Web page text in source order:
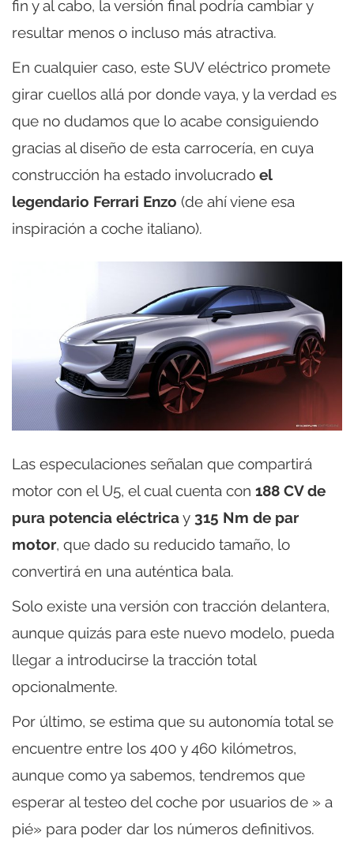
fin y al cabo, la versión final podría cambiar y
resultar menos o incluso más atractiva.
En cualquier caso, este SUV eléctrico promete
girar cuellos allá por donde vaya, y la verdad es
que no dudamos que lo acabe consiguiendo
gracias al diseño de esta carrocería, en cuya
construcción ha estado involucrado el
legendario Ferrari Enzo (de ahí viene esa
inspiración a coche italiano).
Las especulaciones señalan que compartirá
motor con el U5, el cual cuenta con 188 CV de
pura potencia eléctricay 315 Nm de par
motor, que dado su reducido tamaño, lo
convertirá en una auténtica bala.
Solo existe una versión con tracción delantera,
aunque quizás para este nuevo modelo, pueda
llegar a introducirse la tracción total
opcionalmente.
Por último, se estima que su autonomía total se
encuentre entre los 400 y 460 kilómetros,
aunque como ya sabemos, tendremos que
esperar al testeo del coche por usuarios de » a
pié» para poder dar los números definitivos.